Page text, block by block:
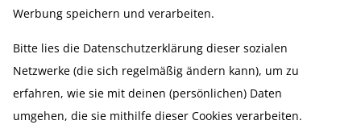
Werbung speichern und verar­beiten.
Bitte lies die Daten­schutz­er­klärung dieser sozialen
Netzwerke (die sich regel­mäßig ändern kann), um zu
erfahren, wie sie mit deinen (persön­lichen) Daten
umgehen, die sie mithilfe dieser Cookies verar­beiten.